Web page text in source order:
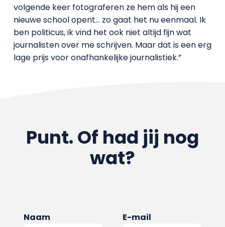
volgende keer fotograferen ze hem als hij een
nieuwe school opent… zo gaat het nu eenmaal. Ik
ben politicus, ik vind het ook niet altijd fijn wat
journalisten over me schrijven. Maar dat is een erg
lage prijs voor onafhankelijke journalistiek.”
Punt. Of had jij nog
wat?
Naam E-mail